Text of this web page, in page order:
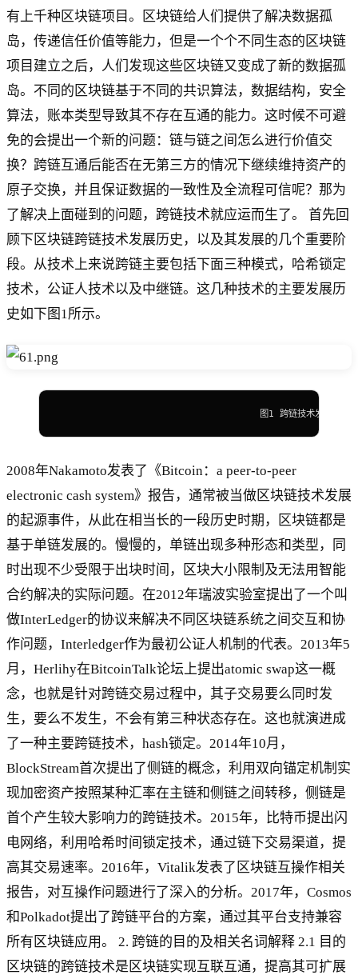
有上千种区块链项目。区块链给人们提供了解决数据孤
岛，传递信任价值等能力，但是一个个不同生态的区块链
项目建立之后，人们发现这些区块链又变成了新的数据孤
岛。不同的区块链基于不同的共识算法，数据结构，安全
算法，账本类型导致其不存在互通的能力。这时候不可避
免的会提出一个新的问题：链与链之间怎么进行价值交
换？跨链互通后能否在无第三方的情况下继续维持资产的
原子交换，并且保证数据的一致性及全流程可信呢？那为
了解决上面碰到的问题，跨链技术就应运而生了。 首先回
顾下区块链跨链技术发展历史，以及其发展的几个重要阶
段。从技术上来说跨链主要包括下面三种模式，哈希锁定
技术，公证人技术以及中继链。这几种技术的主要发展历
史如下图1所示。
图1 跨链技术发展历史
2008年Nakamoto发表了《Bitcoin：a peer-to-peer
electronic cash system》报告，通常被当做区块链技术发展
的起源事件，从此在相当长的一段历史时期，区块链都是
基于单链发展的。慢慢的，单链出现多种形态和类型，同
时出现不少受限于出块时间，区块大小限制及无法用智能
合约解决的实际问题。在2012年瑞波实验室提出了一个叫
做InterLedger的协议来解决不同区块链系统之间交互和协
作问题，Interledger作为最初公证人机制的代表。2013年5
月，Herlihy在BitcoinTalk论坛上提出atomic swap这一概
念，也就是针对跨链交易过程中，其子交易要么同时发
生，要么不发生，不会有第三种状态存在。这也就演进成
了一种主要跨链技术，hash锁定。2014年10月，
BlockStream首次提出了侧链的概念，利用双向锚定机制实
现加密资产按照某种汇率在主链和侧链之间转移，侧链是
首个产生较大影响力的跨链技术。2015年，比特币提出闪
电网络，利用哈希时间锁定技术，通过链下交易渠道，提
高其交易速率。2016年，Vitalik发表了区块链互操作相关
报告，对互操作问题进行了深入的分析。2017年，Cosmos
和Polkadot提出了跨链平台的方案，通过其平台支持兼容
所有区块链应用。 2. 跨链的目的及相关名词解释 2.1 目的
区块链的跨链技术是区块链实现互联互通，提高其可扩展